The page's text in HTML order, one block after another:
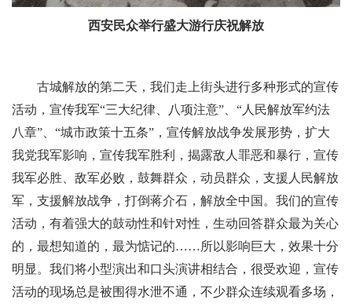
西安民众举行盛大游行庆祝解放
古城解放的第二天，我们走上街头进行多种形式的宣传
活动，宣传我军“三大纪律、八项注意”、“人民解放军约法
八章”、“城市政策十五条”，宣传解放战争发展形势，扩大
我党我军影响，宣传我军胜利，揭露敌人罪恶和暴行，宣传
我军必胜、敌军必败，鼓舞群众，动员群众，支援人民解放
军，支援解放战争，打倒蒋介石，解放全中国。我们的宣传
活动，有着强大的鼓动性和针对性，生动回答群众最为关心
的，最想知道的，最为惦记的……所以影响巨大，效果十分
明显。我们将小型演出和口头演讲相结合，很受欢迎，宣传
活动的现场总是被围得水泄不通，不少群众连续观看多场，